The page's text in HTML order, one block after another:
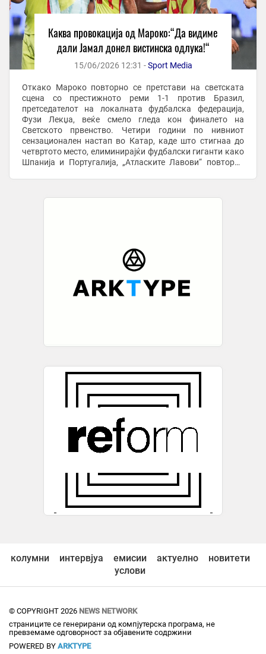
Каква провокација од Мароко:“Да видиме
дали Јамал донел вистинска одлука!“
15/06/2026 12:31 -Sport Media
Откако Мароко повторно се претстави на светската
сцена со престижното реми 1-1 против Бразил,
претседателот на локалната фудбалска федерација,
Фузи Лекџа, веќе смело гледа кон финалето на
Светското првенство. Четири години по нивниот
сензационален настап во Катар, каде што стигнаа до
четвртото место, елиминирајќи фудбалски гиганти како
Шпанија и Португалија, „Атласките Лавови“ повторно
колумни интервјуа емисии актуелно
новитети
услови
© COPYRIGHT 2026 NEWS NETWORK
страниците се генерирани од компјутерска програма, не
превземаме одговорност за објавените содржини
POWERED BY ARKTYPE